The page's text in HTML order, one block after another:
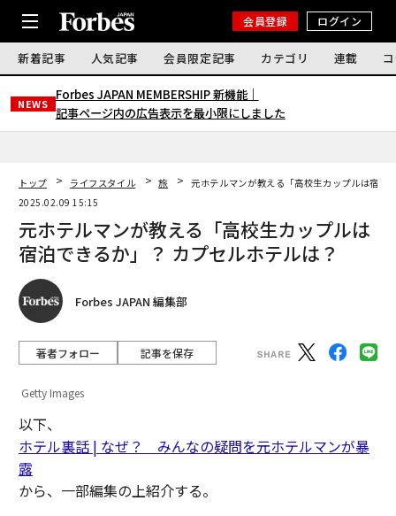
会員登録 ログイン
新着記事 人気記事 会員限定記事 カテゴリ 連載
NEWS
Forbes JAPAN MEMBERSHIP 新機能｜
記事ページ内の広告表示を最小限にしました
トップ ライフスタイル 旅
元ホテルマンが教える「高校生カップルは宿泊
2025.02.09 15:15
元ホテルマンが教える「高校生カップルは
宿泊できるか」？ カプセルホテルは？
Forbes JAPAN 編集部
著者フォロー 記事を保存
Getty Images
以下、
ホテル裏話 | なぜ？ みんなの疑問を元ホテルマンが暴
露
から、一部編集の上紹介する。